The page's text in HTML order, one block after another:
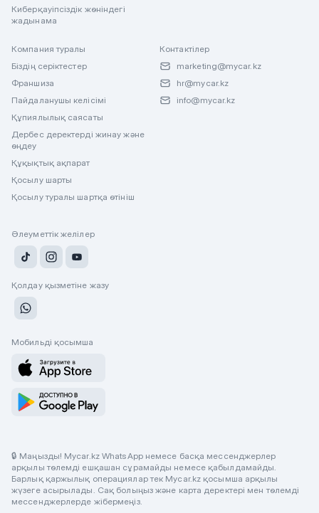
Киберқауіпсіздік жөніндегі
жадынама
Компания туралы
Біздің серіктестер
Франшиза
Пайдаланушы келісімі
Құпиялылық саясаты
Дербес деректерді жинау және
өңдеу
Құқықтық ақпарат
Қосылу шарты
Қосылу туралы шартқа өтініш
Контактілер
marketing@mycar.kz
hr@mycar.kz
info@mycar.kz
Әлеуметтік желілер
Қолдау қызметіне жазу
Мобильді қосымша
🔒 Маңызды! Mycar.kz WhatsApp немесе басқа мессенджерлер
арқылы төлемді ешқашан сұрамайды немесе қабылдамайды.
Барлық қаржылық операциялар тек Mycar.kz қосымша арқылы
жүзеге асырылады. Сақ болыңыз және карта деректері мен төлемді
мессенджерлерде жібермеңіз.